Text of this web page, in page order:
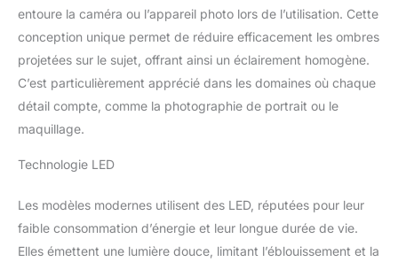
entoure la caméra ou l’appareil photo lors de l’utilisation. Cette
conception unique permet de réduire efficacement les ombres
projetées sur le sujet, offrant ainsi un éclairement homogène.
C’est particulièrement apprécié dans les domaines où chaque
détail compte, comme la photographie de portrait ou le
maquillage.
Technologie LED
Les modèles modernes utilisent des LED, réputées pour leur
faible consommation d’énergie et leur longue durée de vie.
Elles émettent une lumière douce, limitant l’éblouissement et la